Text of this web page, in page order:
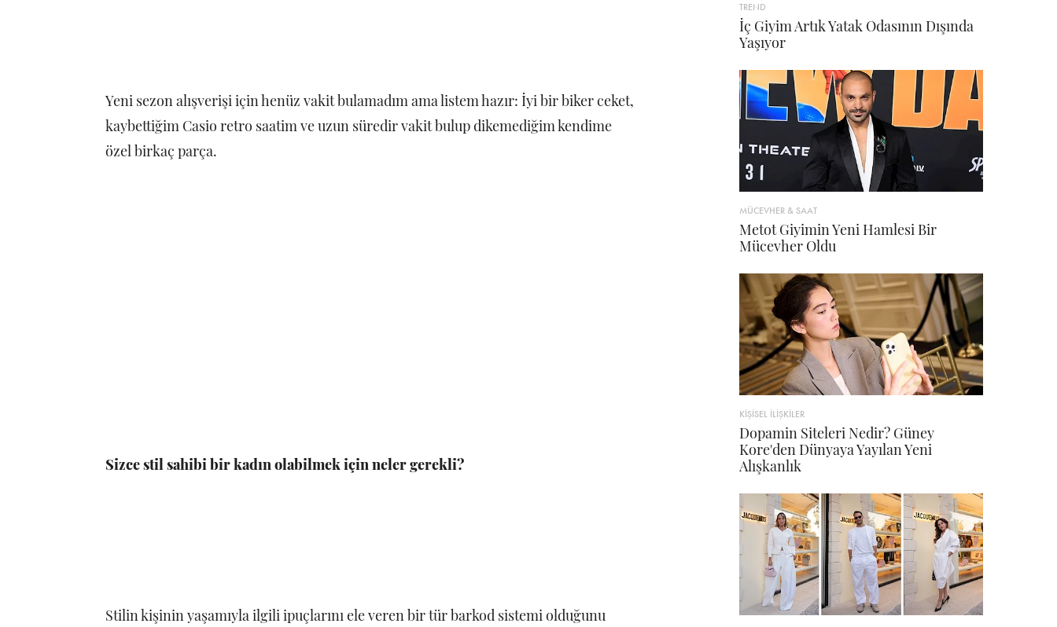
Yeni sezon alışverişi için henüz vakit bulamadım ama listem hazır: İyi bir biker ceket,
kaybettiğim Casio retro saatim ve uzun süredir vakit bulup dikemediğim kendime
özel birkaç parça.
Sizce stil sahibi bir kadın olabilmek için neler gerekli?
Stilin kişinin yaşamıyla ilgili ipuçlarını ele veren bir tür barkod sistemi olduğunu
TREND
İç Giyim Artık Yatak Odasının Dışında
Yaşıyor
MÜCEVHER & SAAT
Metot Giyimin Yeni Hamlesi Bir
Mücevher Oldu
KİŞİSEL İLİŞKİLER
Dopamin Siteleri Nedir? Güney
Kore'den Dünyaya Yayılan Yeni
Alışkanlık